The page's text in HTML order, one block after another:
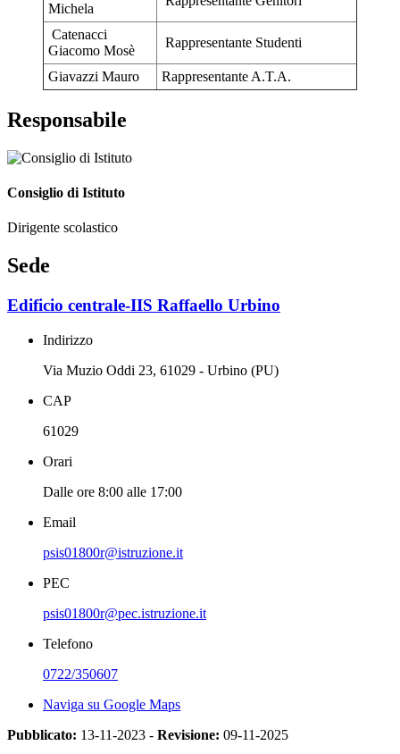
Michela
Catenacci
Giacomo Mosè
Rappresentante Studenti
Giavazzi Mauro Rappresentante A.T.A.
Responsabile
Consiglio di Istituto
Dirigente scolastico
Sede
Edificio centrale-IIS Raffaello Urbino
Indirizzo
Via Muzio Oddi 23, 61029 - Urbino (PU)
CAP
61029
Orari
Dalle ore 8:00 alle 17:00
Email
psis01800r@istruzione.it
PEC
psis01800r@pec.istruzione.it
Telefono
0722/350607
Naviga su Google Maps
Pubblicato: 13-11-2023 - Revisione: 09-11-2025